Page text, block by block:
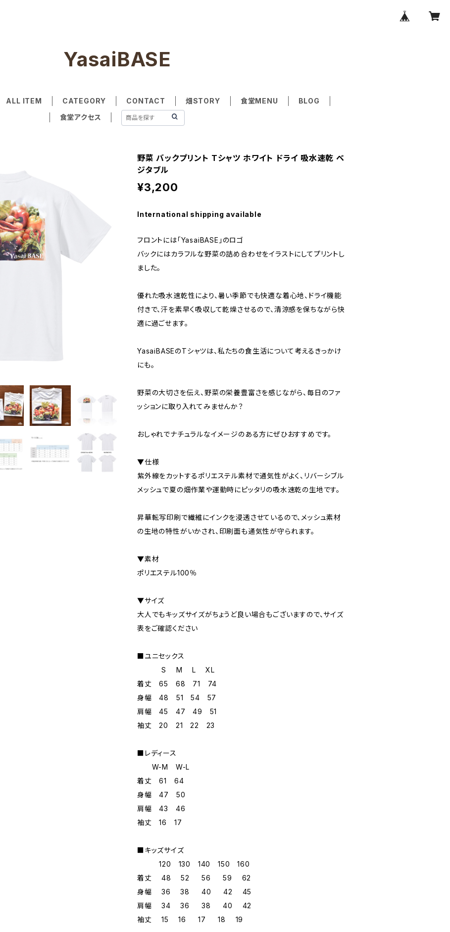
YasaiBASE
ALL ITEM CATEGORY CONTACT 畑STORY 食堂MENU
BLOG
食堂アクセス
野菜 バックプリント Tシャツ ホワイト ドライ 吸水速乾 ベ
ジタブル
¥3,200
International shipping available
フロントには「YasaiBASE」のロゴ
バックにはカラフルな野菜の詰め合わせをイラストにしてプリントし
ました。
優れた吸水速乾性により、暑い季節でも快適な着心地、ドライ機能
付きで、汗を素早く吸収して乾燥させるので、清涼感を保ちながら快
適に過ごせます。
YasaiBASEのTシャツは、私たちの食生活について考えるきっかけ
にも。
野菜の大切さを伝え、野菜の栄養豊富さを感じながら、毎日のファ
ッションに取り入れてみませんか？
おしゃれでナチュラルなイメージのある方にぜひおすすめです。
▼仕様
紫外線をカットするポリエステル素材で通気性がよく、リバーシブル
メッシュで夏の畑作業や運動時にピッタリの吸水速乾の生地です。
昇華転写印刷で繊維にインクを浸透させているので、メッシュ素材
の生地の特性がいかされ、印刷面も通気性が守られます。
▼素材
ポリエステル100％
▼サイズ
大人でもキッズサイズがちょうど良い場合もございますので、サイズ
表をご確認ください
■ユニセックス
S M L XL
着丈 65 68 71 74
身幅 48 51 54 57
肩幅 45 47 49 51
袖丈 20 21 22 23
■レディース
W-M W-L
着丈 61 64
身幅 47 50
肩幅 43 46
袖丈 16 17
■キッズサイズ
120 130 140 150 160
着丈 48 52 56 59 62
身幅 36 38 40 42 45
肩幅 34 36 38 40 42
袖丈 15 16 17 18 19